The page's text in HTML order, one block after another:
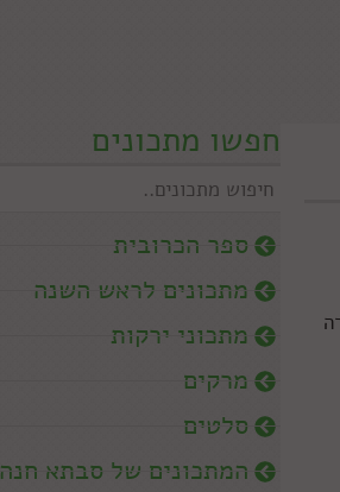
חפשו מתכונים
ספר הכרובית
מתכונים לראש השנה
מתכוני ירקות
מרקים
סלטים
המתכונים של סבתא חנה